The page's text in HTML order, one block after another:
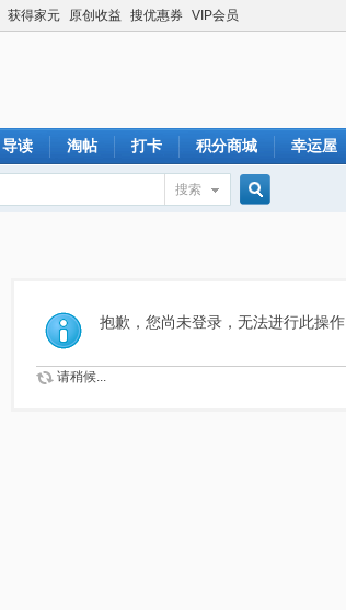
获得家元 原创收益 搜优惠券 VIP会员
导读 淘帖 打卡 积分商城 幸运屋
搜索
索
抱歉，您尚未登录，无法进行此操作
请稍候...